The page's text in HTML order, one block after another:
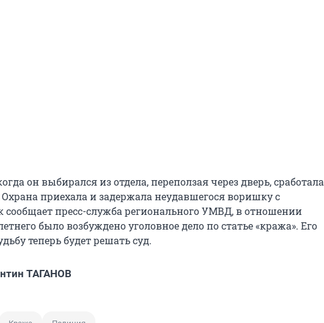
он выбирался из отдела, переползая через дверь, сработала
приехала и задержала неудавшегося воришку с
пресс-служба регионального УМВД, в отношении
было возбуждено уголовное дело по статье «кража». Его
теперь будет решать суд.
ТАГАНОВ